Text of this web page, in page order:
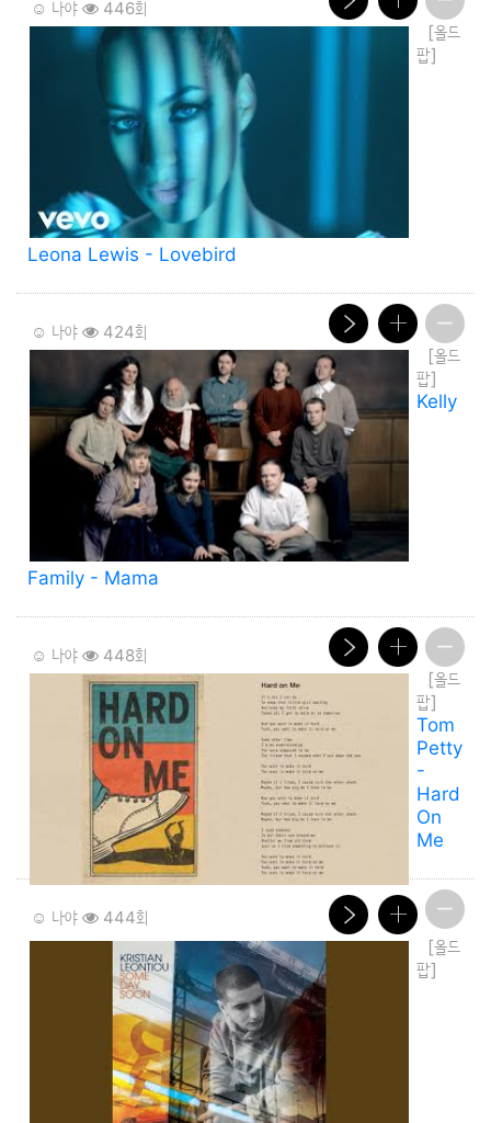
☺️ 나야 446회
[올드
팝]
Leona Lewis - Lovebird
☺️ 나야 424회
[올드
팝]
Kelly
Family - Mama
☺️ 나야 448회
[올드
팝]
Tom
Petty
-
Hard
On
Me
☺️ 나야 444회
[올드
팝]